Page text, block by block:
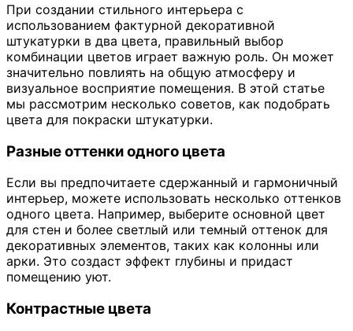
При создании стильного интерьера с
использованием фактурной декоративной
штукатурки в два цвета, правильный выбор
комбинации цветов играет важную роль. Он может
значительно повлиять на общую атмосферу и
визуальное восприятие помещения. В этой статье
мы рассмотрим несколько советов, как подобрать
цвета для покраски штукатурки.
Разные оттенки одного цвета
Если вы предпочитаете сдержанный и гармоничный
интерьер, можете использовать несколько оттенков
одного цвета. Например, выберите основной цвет
для стен и более светлый или темный оттенок для
декоративных элементов, таких как колонны или
арки. Это создаст эффект глубины и придаст
помещению уют.
Контрастные цвета